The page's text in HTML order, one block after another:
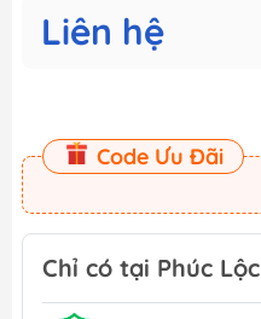
Liên hệ
Code Ưu Đãi
Chỉ có tại Phúc Lộc